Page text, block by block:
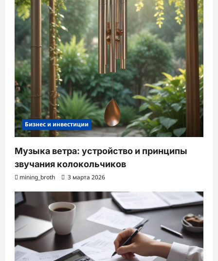
Бизнес и инвестиции
Музыка ветра: устройство и принципы
звучания колокольчиков
mining_broth 3 марта 2026